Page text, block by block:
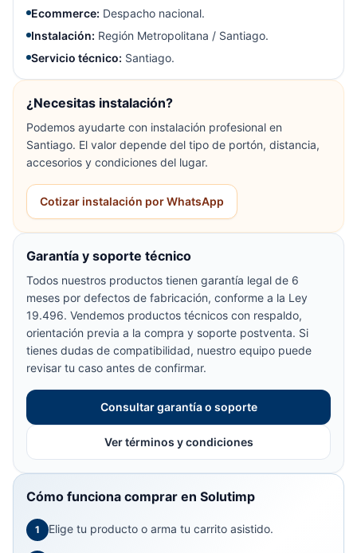
Ecommerce: Despacho nacional.
Instalación: Región Metropolitana / Santiago.
Servicio técnico: Santiago.
¿Necesitas instalación?
Podemos ayudarte con instalación profesional en
Santiago. El valor depende del tipo de portón, distancia,
accesorios y condiciones del lugar.
Cotizar instalación por WhatsApp
Garantía y soporte técnico
Todos nuestros productos tienen garantía legal de 6
meses por defectos de fabricación, conforme a la Ley
19.496. Vendemos productos técnicos con respaldo,
orientación previa a la compra y soporte postventa. Si
tienes dudas de compatibilidad, nuestro equipo puede
revisar tu caso antes de confirmar.
Consultar garantía o soporte
Ver términos y condiciones
Cómo funciona comprar en Solutimp
1 Elige tu producto o arma tu carrito asistido.